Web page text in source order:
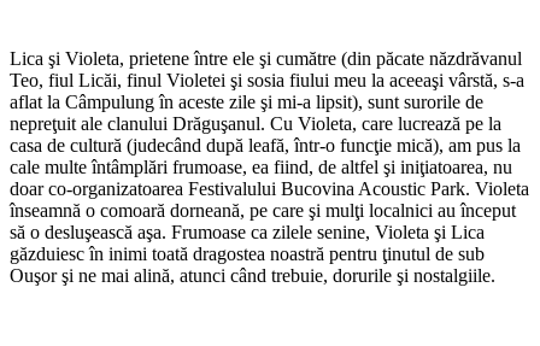
Lica şi Violeta, prietene între ele şi cumătre (din păcate năzdrăvanul
Teo, fiul Licăi, finul Violetei şi sosia fiului meu la aceeaşi vârstă, s-a
aflat la Câmpulung în aceste zile şi mi-a lipsit), sunt surorile de
nepreţuit ale clanului Drăguşanul. Cu Violeta, care lucrează pe la
casa de cultură (judecând după leafă, într-o funcţie mică), am pus la
cale multe întâmplări frumoase, ea fiind, de altfel şi iniţiatoarea, nu
doar co-organizatoarea Festivalului Bucovina Acoustic Park. Violeta
înseamnă o comoară dorneană, pe care şi mulţi localnici au început
să o desluşească aşa. Frumoase ca zilele senine, Violeta şi Lica
găzduiesc în inimi toată dragostea noastră pentru ţinutul de sub
Ouşor şi ne mai alină, atunci când trebuie, dorurile şi nostalgiile.